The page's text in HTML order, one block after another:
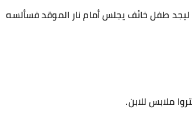
طفل خائف يجلس أمام نار الموقد فسألسه
ملابس للابن.